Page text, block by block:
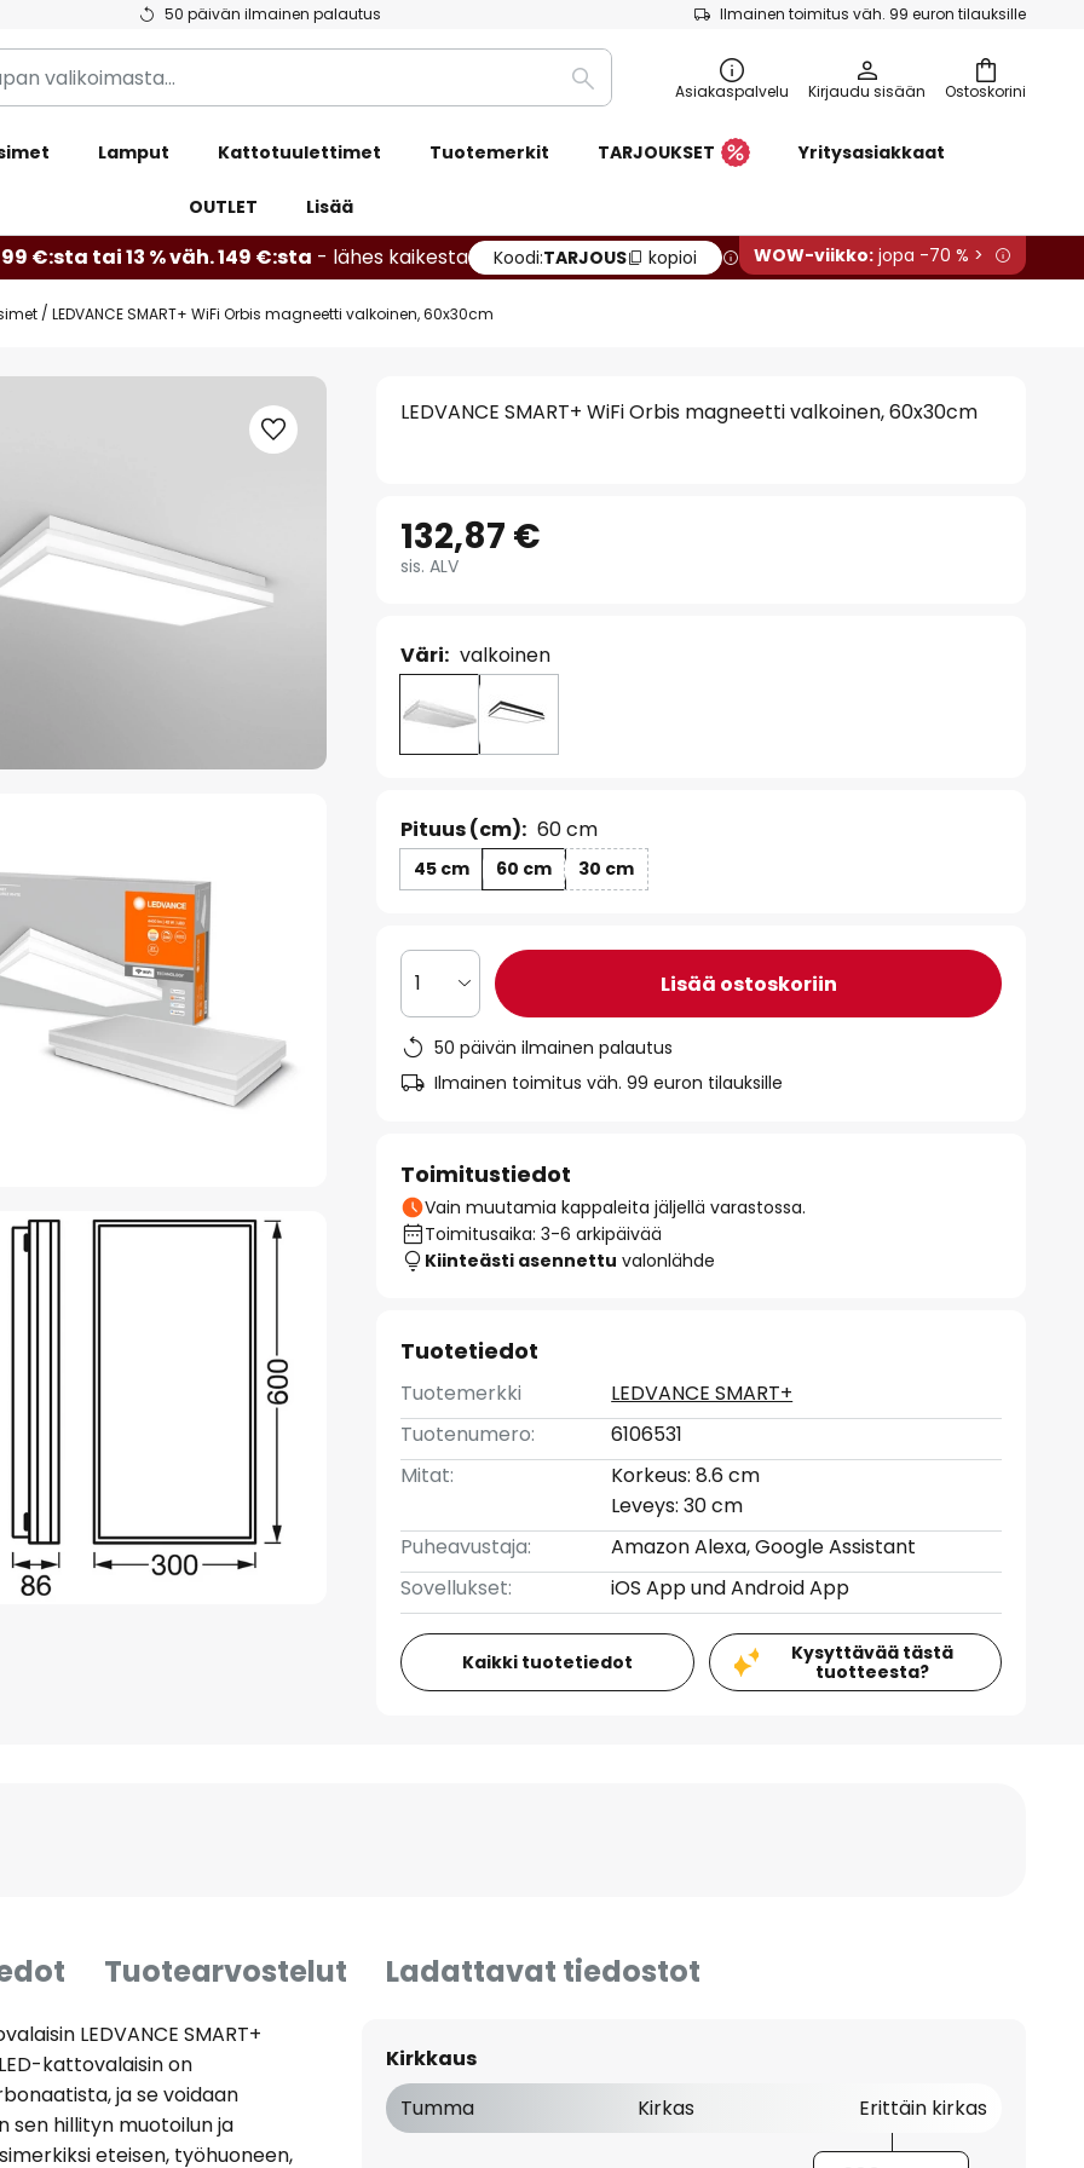
50 päivän ilmainen palautus Ilmainen toimitus väh. 99 euron tilauksille
Ostoskorini
Etsi Asiakaspalvelu Kirjaudu sisään
Lamput Kattotuulettimet Tuotemerkit TARJOUKSET Yritysasiakkaat
OUTLET Lisää
€:sta tai 13 % väh. 149 €:sta - lähes kaikesta Koodi:TARJOUS kopioi WOW-viikko: jopa -70 % >
LEDVANCE SMART+ WiFi Orbis magneetti valkoinen, 60x30cm
LEDVANCE SMART+ WiFi Orbis magneetti valkoinen, 60x30cm
132,87 €
sis. ALV
Väri: valkoinen
Pituus (cm): 60 cm
45 cm 60 cm 30 cm
1 Lisää ostoskoriin
50 päivän ilmainen palautus
Ilmainen toimitus väh. 99 euron tilauksille
Toimitustiedot
Vain muutamia kappaleita jäljellä varastossa.
Toimitusaika: 3-6 arkipäivää
Kiinteästi asennettu valonlähde
Tuotetiedot
Tuotemerkki
LEDVANCE SMART+
Tuotenumero:
6106531
Mitat:
Korkeus: 8.6 cm
Leveys: 30 cm
Puheavustaja:
Amazon Alexa, Google Assistant
Sovellukset:
iOS App und Android App
Kaikki tuotetiedot
Kysyttävää tästä
tuotteesta?
Tuotearvostelut Ladattavat tiedostot
LEDVANCE SMART+
kattovalaisin on
ja se voidaan
sen hillityn muotoilun ja
eteisen, työhuoneen,
Kirkkaus
Tumma
Kirkas Erittäin kirkas